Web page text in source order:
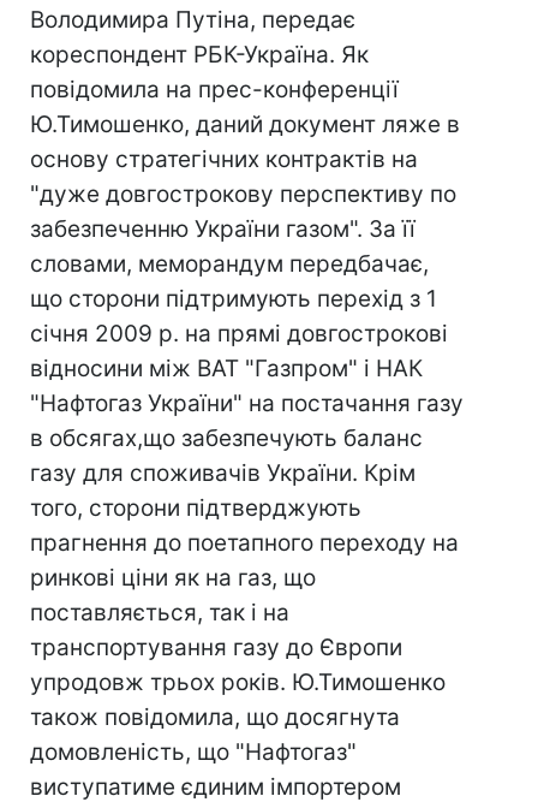
Володимира Путіна, передає
кореспондент РБК-Україна. Як
повідомила на прес-конференції
Ю.Тимошенко, даний документ ляже в
основу стратегічних контрактів на
"дуже довгострокову перспективу по
забезпеченню України газом". За її
словами, меморандум передбачає,
що сторони підтримують перехід з 1
січня 2009 р. на прямі довгострокові
відносини між ВАТ "Газпром" і НАК
"Нафтогаз України" на постачання газу
в обсягах,що забезпечують баланс
газу для споживачів України. Крім
того, сторони підтверджують
прагнення до поетапного переходу на
ринкові ціни як на газ, що
поставляється, так і на
транспортування газу до Європи
упродовж трьох років. Ю.Тимошенко
також повідомила, що досягнута
домовленість, що "Нафтогаз"
виступатиме єдиним імпортером